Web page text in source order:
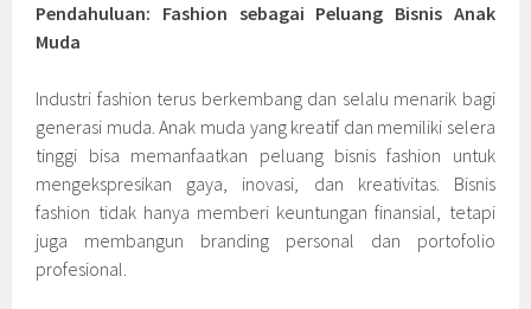
Pendahuluan: Fashion sebagai Peluang Bisnis Anak
Muda
Industri fashion terus berkembang dan selalu menarik bagi
generasi muda. Anak muda yang kreatif dan memiliki selera
tinggi bisa memanfaatkan peluang bisnis fashion untuk
mengekspresikan gaya, inovasi, dan kreativitas. Bisnis
fashion tidak hanya memberi keuntungan finansial, tetapi
juga membangun branding personal dan portofolio
profesional.